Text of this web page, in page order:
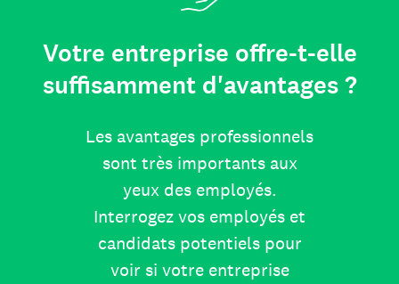
Votre entreprise offre-t-elle
suffisamment d'avantages ?
Les avantages professionnels
sont très importants aux
yeux des employés.
Interrogez vos employés et
candidats potentiels pour
voir si votre entreprise